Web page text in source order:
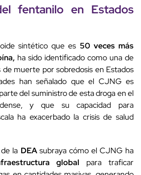
fentanilo en Estados
sintético que es 50 veces más
ha sido identificado como una de
de muerte por sobredosis en Estados
han señalado que el CJNG es
del suministro de esta droga en el
y que su capacidad para
ha exacerbado la crisis de salud
la DEAsubraya cómo el CJNG ha
global para traficar